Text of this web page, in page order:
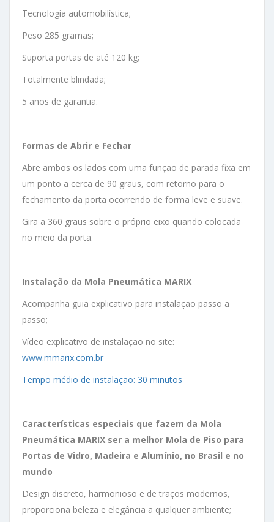
Tecnologia automobilística;
Peso 285 gramas;
Suporta portas de até 120 kg;
Totalmente blindada;
5 anos de garantia.
Formas de Abrir e Fechar
Abre ambos os lados com uma função de parada fixa em
um ponto a cerca de 90 graus, com retorno para o
fechamento da porta ocorrendo de forma leve e suave.
Gira a 360 graus sobre o próprio eixo quando colocada
no meio da porta.
Instalação da Mola Pneumática MARIX
Acompanha guia explicativo para instalação passo a
passo;
Vídeo explicativo de instalação no site:
www.mmarix.com.br
Tempo médio de instalação: 30 minutos
Características especiais que fazem da Mola
Pneumática MARIX ser a melhor Mola de Piso para
Portas de Vidro, Madeira e Alumínio, no Brasil e no
mundo
Design discreto, harmonioso e de traços modernos,
proporciona beleza e elegância a qualquer ambiente;